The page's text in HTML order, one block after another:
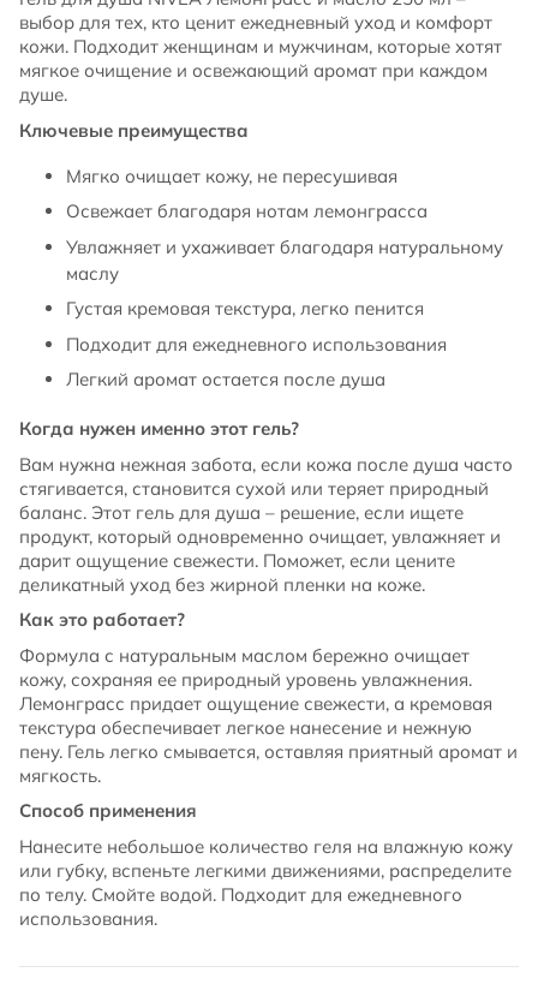
выбор для тех, кто ценит ежедневный уход и комфорт
кожи. Подходит женщинам и мужчинам, которые хотят
мягкое очищение и освежающий аромат при каждом
душе.
Ключевые преимущества
Мягко очищает кожу, не пересушивая
Освежает благодаря нотам лемонграсса
Увлажняет и ухаживает благодаря натуральному
маслу
Густая кремовая текстура, легко пенится
Подходит для ежедневного использования
Легкий аромат остается после душа
Когда нужен именно этот гель?
Вам нужна нежная забота, если кожа после душа часто
стягивается, становится сухой или теряет природный
баланс. Этот гель для душа – решение, если ищете
продукт, который одновременно очищает, увлажняет и
дарит ощущение свежести. Поможет, если цените
деликатный уход без жирной пленки на коже.
Как это работает?
Формула с натуральным маслом бережно очищает
кожу, сохраняя ее природный уровень увлажнения.
Лемонграсс придает ощущение свежести, а кремовая
текстура обеспечивает легкое нанесение и нежную
пену. Гель легко смывается, оставляя приятный аромат и
мягкость.
Способ применения
Нанесите небольшое количество геля на влажную кожу
или губку, вспеньте легкими движениями, распределите
по телу. Смойте водой. Подходит для ежедневного
использования.